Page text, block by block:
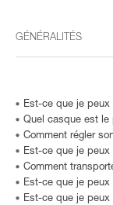
GÉNÉRALITÉS
Est-ce que je peux
Quel casque est le
Comment régler
Est-ce que je peux
Comment
Est-ce que je
Est-ce que je peux